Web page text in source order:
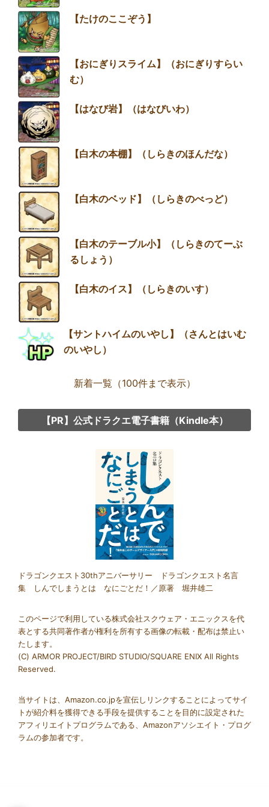
【たけのここぞう】
【おにぎりスライム】（おにぎりすらい
む）
【はなび岩】（はなびいわ）
【白木の本棚】（しらきのほんだな）
【白木のベッド】（しらきのべっど）
【白木のテーブル小】（しらきのてーぶ
るしょう）
【白木のイス】（しらきのいす）
【サントハイムのいやし】（さんとはいむ
のいやし）
新着一覧（100件まで表示）
【PR】公式ドラクエ電子書籍（Kindle本）
ドラゴンクエスト30thアニバーサリー ドラゴンクエスト名言
集 しんでしまうとは なにごとだ！／原著 堀井雄二
このページで利用している株式会社スクウェア・エニックスを代
表とする共同著作者が権利を所有する画像の転載・配布は禁止い
たします。
(C) ARMOR PROJECT/BIRD STUDIO/SQUARE ENIX All Rights
Reserved.
当サイトは、Amazon.co.jpを宣伝しリンクすることによってサイ
トが紹介料を獲得できる手段を提供することを目的に設定された
アフィリエイトプログラムである、Amazonアソシエイト・プログ
ラムの参加者です。